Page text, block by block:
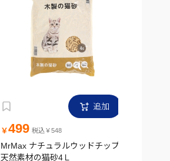
追加
￥ 499 税込￥548
MrMax ナチュラルウッドチップ
天然素材の猫砂4Ｌ